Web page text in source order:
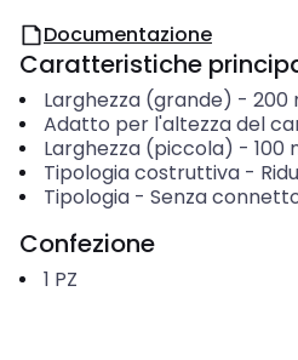
Documentazione
Caratteristiche
Larghezza (grande) - 200
Adatto per l'altezza del
Larghezza (piccola) - 100
Tipologia costruttiva-
Tipologia- Senza
Confezione
1 PZ